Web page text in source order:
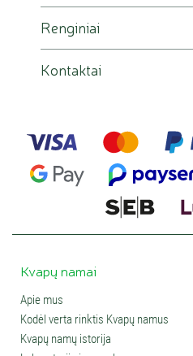
Renginiai
Kontaktai
Kvapų namai
Apie mus
Kodėl verta rinktis Kvapų namus
Kvapų namų istorija